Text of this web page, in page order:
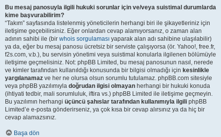
Bu mesaj panosuyla ilgili hukuki sorunlar için ve/veya suistimal durumlarda
kime başvurabilirim?
“Takım” sayfasında listelenmiş yöneticilerin herhangi biri ile şikayetleriniz için
iletişime geçebilirsiniz. Eğer onlardan cevap alamıyorsanız, o zaman alan
adının sahibi ile (bir whois sorgulaması yaparak alan adı sahibine ulaşılabilir)
ya da, eğer bu mesaj panosu ücretsiz bir serviste çalışıyorsa (ör. Yahoo!, free.fr,
f2s.com, v.b.), bu servisin yönetimi veya suistimal konularla ilgilenen bölümüyle
iletişime geçmelisiniz. Not: phpBB Limited, bu mesaj panosunun nasıl, nerede
ve kimler tarafından kullanıldığı konusunda bir bilgisi olmadığı için kesinlikle
yargılanamaz ve her ne olursa olsun sorumlu tutulamaz. phpBB.com sitesiyle
veya phpBB yazılımıyla doğrudan ilgisi olmayan herhangi bir hukuki konuda
(ihtiyati tedbir, mali sorumluluk, iftira vs.) phpBB Limited ile iletişime geçmeyin.
Bu yazılımın herhangi üçüncü şahıslar tarafından kullanımıyla ilgili phpBB
Limited’e e-posta gönderirseniz, ya çok kısa bir cevap alırsınız ya da hiç bir
cevap alamazsınız.
Başa dön